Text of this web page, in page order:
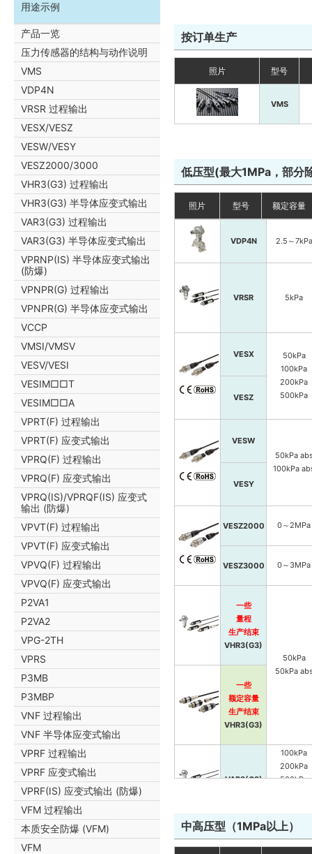
按订单生产
照片 型号
VMS
低压型(最大1MPa，部分
照片 型号 额定容量
VDP4N 2.5～7kPa
VRSR 5kPa
VESX
50kPa
100kPa
200kPa
500kPa
VESZ
VESW
50kPa
100kPa
VESY
VESZ2000 0～2MPa
VESZ3000 0～3MPa
一些
量程
生产结束
VHR3(G3)
50kPa
50kPa
一些
额定容量
生产结束
VHR3(G3)
VAR3(G3)
100kPa
200kPa
500kPa
200kPa
500kPa
700kPa
VAR3(G3)
中高压型（1MPa以上）
用途示例
产品一览
压力传感器的结构与动作说明
VMS
VDP4N
VRSR 过程输出
VESX/VESZ
VESW/VESY
VESZ2000/3000
VHR3(G3) 过程输出
VHR3(G3) 半导体应变式输出
VAR3(G3) 过程输出
VAR3(G3) 半导体应变式输出
VPRNP(IS) 半导体应变式输出
(防爆)
VPNPR(G) 过程输出
VPNPR(G) 半导体应变式输出
VCCP
VMSI/VMSV
VESV/VESI
VESIM□□T
VESIM□□A
VPRT(F) 过程输出
VPRT(F) 应变式输出
VPRQ(F) 过程输出
VPRQ(F) 应变式输出
VPRQ(IS)/VPRQF(IS) 应变式
输出 (防爆)
VPVT(F) 过程输出
VPVT(F) 应变式输出
VPVQ(F) 过程输出
VPVQ(F) 应变式输出
P2VA1
P2VA2
VPG-2TH
VPRS
P3MB
P3MBP
VNF 过程输出
VNF 半导体应变式输出
VPRF 过程输出
VPRF 应变式输出
VPRF(IS) 应变式输出 (防爆)
VFM 过程输出
本质安全防爆 (VFM)
VFM